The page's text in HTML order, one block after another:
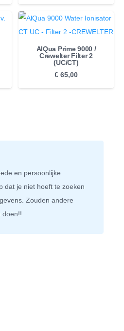
AlQua Prime 9000 /
Crewelter Filter 2
(UC/CT)
€ 65,00
bij deze webshop.
bezorgd en als je iets
ze niet moeilijk en heb
terug. Fijn bedrijf!